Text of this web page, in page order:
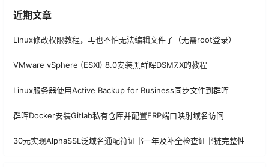
近期文章
Linux修改权限教程，再也不怕无法编辑文件了（无需root登录）
VMware vSphere (ESXI) 8.0安装黑群晖DSM7.X的教程
Linux服务器使用Active Backup for Business同步文件到群晖
群晖Docker安装Gitlab私有仓库并配置FRP端口映射域名访问
30元实现AlphaSSL泛域名通配符证书一年及补全检查证书链完整性